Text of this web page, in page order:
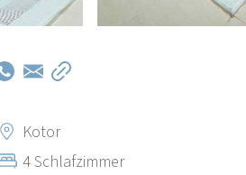
Kotor
4 Schlafzimmer